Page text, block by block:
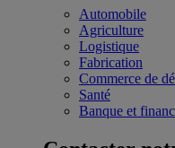
Automobile
Agriculture
Logistique
Fabrication
Commerce de
Santé
Banque et